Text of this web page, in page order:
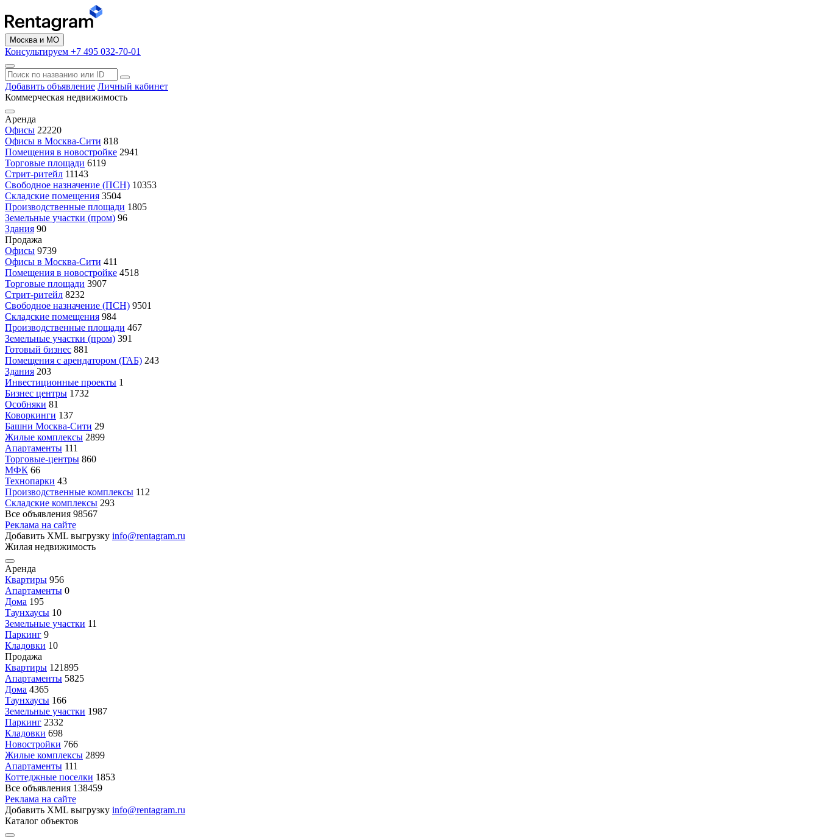
Москва и МО
Консультируем +7 495 032-70-01
Добавить объявление Личный кабинет
Коммерческая недвижимость
Аренда
Офисы 22220
Офисы в Москва-Сити 818
Помещения в новостройке 2941
Торговые площади 6119
Стрит-ритейл 11143
Свободное назначение (ПСН) 10353
Складские помещения 3504
Производственные площади 1805
Земельные участки (пром) 96
Здания 90
Продажа
Офисы 9739
Офисы в Москва-Сити 411
Помещения в новостройке 4518
Торговые площади 3907
Стрит-ритейл 8232
Свободное назначение (ПСН) 9501
Складские помещения 984
Производственные площади 467
Земельные участки (пром) 391
Готовый бизнес 881
Помещения с арендатором (ГАБ) 243
Здания 203
Инвестиционные проекты 1
Бизнес центры 1732
Особняки 81
Коворкинги 137
Башни Москва-Сити 29
Жилые комплексы 2899
Апартаменты 111
Торговые-центры 860
МФК 66
Технопарки 43
Производственные комплексы 112
Складские комплексы 293
Все объявления 98567
Реклама на сайте
Добавить XML выгрузку info@rentagram.ru
Жилая недвижимость
Аренда
Квартиры 956
Апартаменты 0
Дома 195
Таунхаусы 10
Земельные участки 11
Паркинг 9
Кладовки 10
Продажа
Квартиры 121895
Апартаменты 5825
Дома 4365
Таунхаусы 166
Земельные участки 1987
Паркинг 2332
Кладовки 698
Новостройки 766
Жилые комплексы 2899
Апартаменты 111
Коттеджные поселки 1853
Все объявления 138459
Реклама на сайте
Добавить XML выгрузку info@rentagram.ru
Каталог объектов